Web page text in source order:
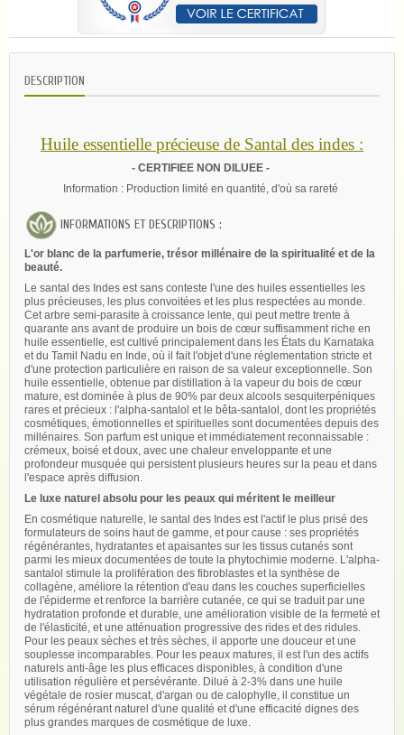
DESCRIPTION
Huile essentielle précieuse de Santal des indes :
- CERTIFIEE NON DILUEE -
Information : Production limité en quantité, d'où sa rareté
INFORMATIONS ET DESCRIPTIONS :
L'or blanc de la parfumerie, trésor millénaire de la spiritualité et de la
beauté.
Le santal des Indes est sans conteste l'une des huiles essentielles les
plus précieuses, les plus convoitées et les plus respectées au monde.
Cet arbre semi-parasite à croissance lente, qui peut mettre trente à
quarante ans avant de produire un bois de cœur suffisamment riche en
huile essentielle, est cultivé principalement dans les États du Karnataka
et du Tamil Nadu en Inde, où il fait l'objet d'une réglementation stricte et
d'une protection particulière en raison de sa valeur exceptionnelle. Son
huile essentielle, obtenue par distillation à la vapeur du bois de cœur
mature, est dominée à plus de 90% par deux alcools sesquiterpéniques
rares et précieux : l'alpha-santalol et le bêta-santalol, dont les propriétés
cosmétiques, émotionnelles et spirituelles sont documentées depuis des
millénaires. Son parfum est unique et immédiatement reconnaissable :
crémeux, boisé et doux, avec une chaleur enveloppante et une
profondeur musquée qui persistent plusieurs heures sur la peau et dans
l'espace après diffusion.
Le luxe naturel absolu pour les peaux qui méritent le meilleur
En cosmétique naturelle, le santal des Indes est l'actif le plus prisé des
formulateurs de soins haut de gamme, et pour cause : ses propriétés
régénérantes, hydratantes et apaisantes sur les tissus cutanés sont
parmi les mieux documentées de toute la phytochimie moderne. L'alpha-
santalol stimule la prolifération des fibroblastes et la synthèse de
collagène, améliore la rétention d'eau dans les couches superficielles
de l'épiderme et renforce la barrière cutanée, ce qui se traduit par une
hydratation profonde et durable, une amélioration visible de la fermeté et
de l'élasticité, et une atténuation progressive des rides et des ridules.
Pour les peaux sèches et très sèches, il apporte une douceur et une
souplesse incomparables. Pour les peaux matures, il est l'un des actifs
naturels anti-âge les plus efficaces disponibles, à condition d'une
utilisation régulière et persévérante. Dilué à 2-3% dans une huile
végétale de rosier muscat, d'argan ou de calophylle, il constitue un
sérum régénérant naturel d'une qualité et d'une efficacité dignes des
plus grandes marques de cosmétique de luxe.